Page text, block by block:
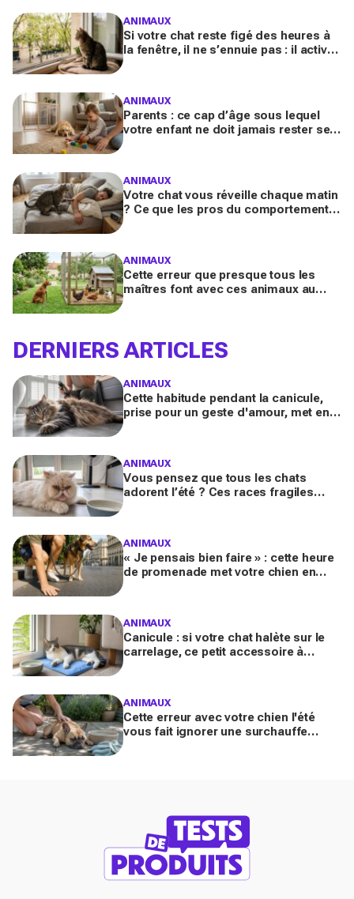
ANIMAUX
Si votre chat reste figé des heures à
la fenêtre, il ne s’ennuie pas : il active
ANIMAUX
Parents : ce cap d’âge sous lequel
votre enfant ne doit jamais rester seul
ANIMAUX
Votre chat vous réveille chaque matin
? Ce que les pros du comportement
ANIMAUX
Cette erreur que presque tous les
maîtres font avec ces animaux au
DERNIERS ARTICLES
ANIMAUX
Cette habitude pendant la canicule,
prise pour un geste d'amour, met en
ANIMAUX
Vous pensez que tous les chats
adorent l’été ? Ces races fragiles
ANIMAUX
« Je pensais bien faire » : cette heure
de promenade met votre chien en
ANIMAUX
Canicule : si votre chat halète sur le
carrelage, ce petit accessoire à
ANIMAUX
Cette erreur avec votre chien l'été
vous fait ignorer une surchauffe